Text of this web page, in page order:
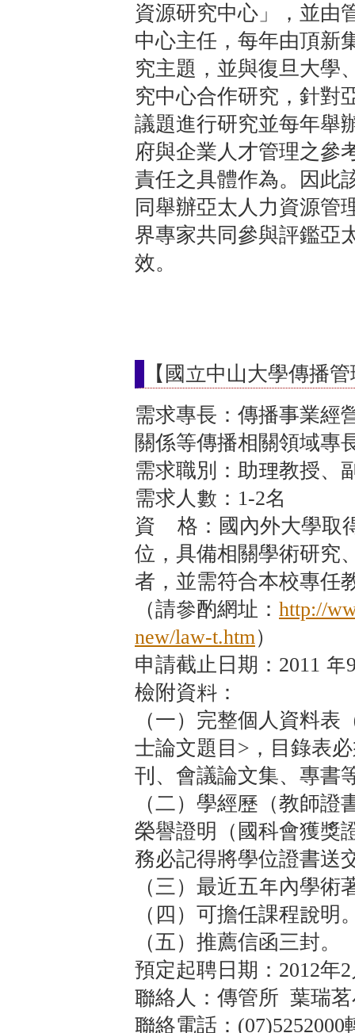
資源研究中心」，並由
中心主任，每年由頂新
究主題，並與復旦大學
究中心合作研究，針對
議題進行研究並每年舉
府與企業人才管理之參
責任之具體作為。因此
同舉辦亞太人力資源管
界專家共同參與評鑑亞
效。
【國立中山大學傳播
需求專長：傳播事業經
關係等傳播相關領域專
需求職別：助理教授、
需求人數：1-2名
資 格：國內外大學取
位，具備相關學術研究
者，並需符合本校專任
（請參酌網址： http://
new/law-t.htm）
申請截止日期：2011 年
檢附資料：
（一）完整個人資料
士論文題目>，目錄表
刊、會議論文集、專書
（二）學經歷（教師
榮譽證明（國科會獲獎
務必記得將學位證書送
（三）最近五年內學術
（四）可擔任課程說明
（五）推薦信函三封。
預定起聘日期：2012年
聯絡人：傳管所 葉瑞
聯絡電話：(07)5252000